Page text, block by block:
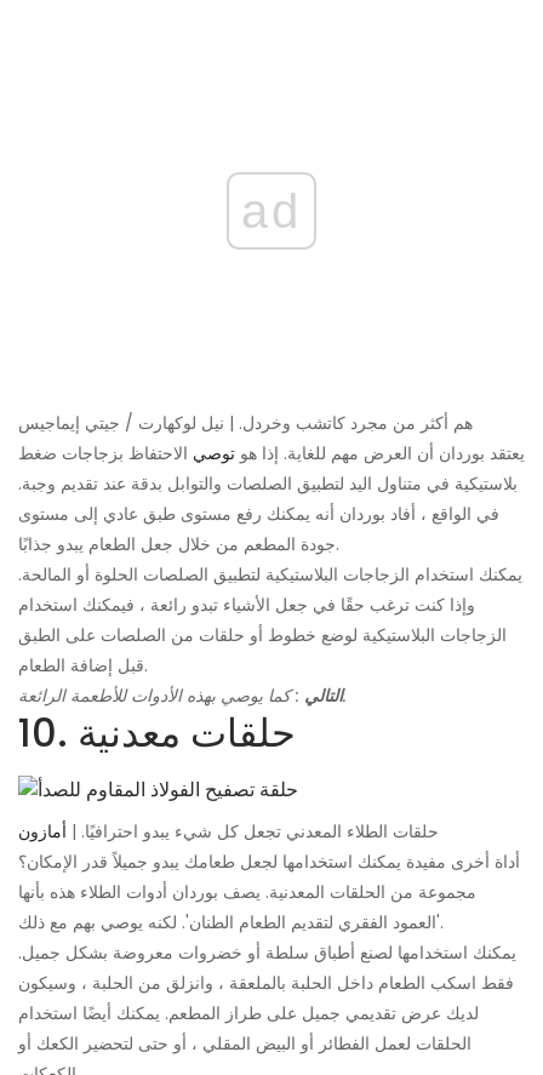
ad
هم أكثر من مجرد كاتشب وخردل. | نيل لوكهارت / جيتي إيماجيس
يعتقد بوردان أن العرض مهم للغاية. إذا هو توصي الاحتفاظ بزجاجات ضغط
بلاستيكية في متناول اليد لتطبيق الصلصات والتوابل بدقة عند تقديم وجبة.
في الواقع ، أفاد بوردان أنه يمكنك رفع مستوى طبق عادي إلى مستوى
جودة المطعم من خلال جعل الطعام يبدو جذابًا.
يمكنك استخدام الزجاجات البلاستيكية لتطبيق الصلصات الحلوة أو المالحة.
وإذا كنت ترغب حقًا في جعل الأشياء تبدو رائعة ، فيمكنك استخدام
الزجاجات البلاستيكية لوضع خطوط أو حلقات من الصلصات على الطبق
قبل إضافة الطعام.
التالي: كما يوصي بهذه الأدوات للأطعمة الرائعة.
10. حلقات معدنية
حلقات الطلاء المعدني تجعل كل شيء يبدو احترافيًا. | أمازون
أداة أخرى مفيدة يمكنك استخدامها لجعل طعامك يبدو جميلاً قدر الإمكان؟
مجموعة من الحلقات المعدنية. يصف بوردان أدوات الطلاء هذه بأنها
'العمود الفقري لتقديم الطعام الطنان'. لكنه يوصي بهم مع ذلك.
يمكنك استخدامها لصنع أطباق سلطة أو خضروات معروضة بشكل جميل.
فقط اسكب الطعام داخل الحلبة بالملعقة ، وانزلق من الحلبة ، وسيكون
لديك عرض تقديمي جميل على طراز المطعم. يمكنك أيضًا استخدام
الحلقات لعمل الفطائر أو البيض المقلي ، أو حتى لتحضير الكعك أو